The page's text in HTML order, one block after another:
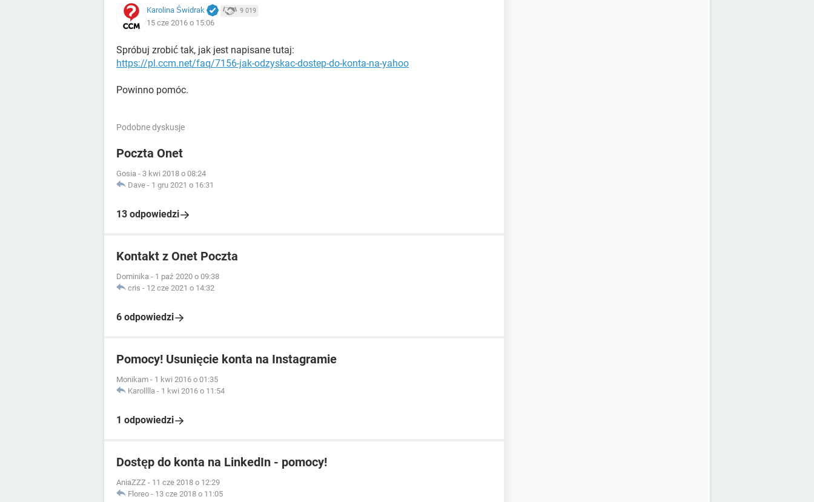
Karolina Świdrak 9 019
15 cze 2016 o 15:06
Spróbuj zrobić tak, jak jest napisane tutaj:
https://pl.ccm.net/faq/7156-jak-odzyskac-dostep-do-konta-na-yahoo
Powinno pomóc.
Podobne dyskusje
Poczta Onet
Gosia - 3 kwi 2018 o 08:24
Dave - 1 gru 2021 o 16:31
13 odpowiedzi
Kontakt z Onet Poczta
Dominika - 1 paź 2020 o 09:38
cris - 12 cze 2021 o 14:32
6 odpowiedzi
Pomocy! Usunięcie konta na Instagramie
Monikam - 1 kwi 2016 o 01:35
Karolllla - 1 kwi 2016 o 11:54
1 odpowiedzi
Dostęp do konta na LinkedIn - pomocy!
AniaZZZ - 11 cze 2018 o 12:29
Floreo - 13 cze 2018 o 11:05